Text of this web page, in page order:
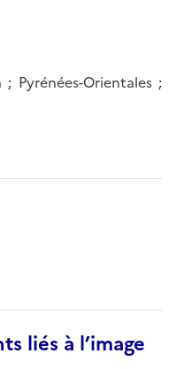
; Pyrénées-Orientales ;
liés à l’image